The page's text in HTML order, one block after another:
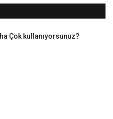
Çok kullanıyorsunuz?